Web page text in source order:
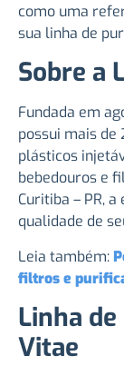
como uma
sua linha de
Sobre a
Fundada em
possui mais de
plásticos
bebedouros e
Curitiba – PR,
qualidade de
Leia também:
filtros e
Linha
Vitae